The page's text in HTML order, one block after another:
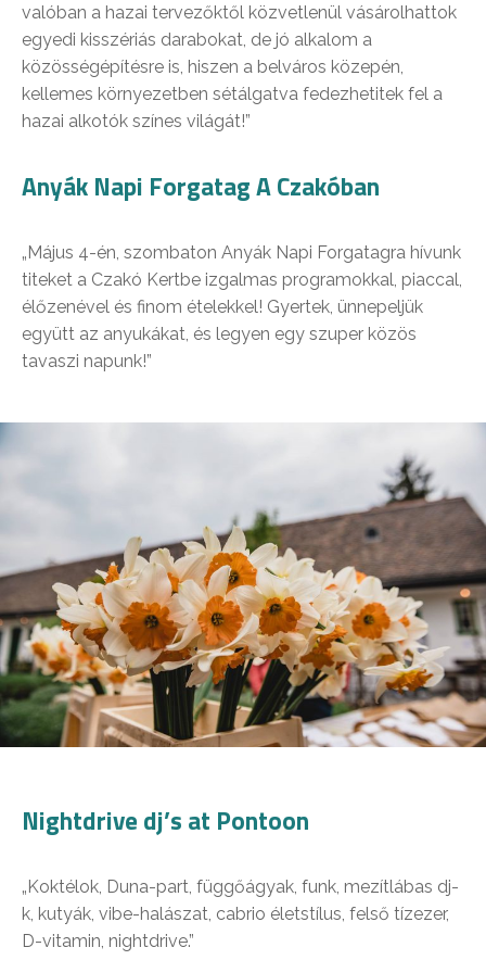
valóban a hazai tervezőktől közvetlenül vásárolhattok
egyedi kisszériás darabokat, de jó alkalom a
közösségépítésre is, hiszen a belváros közepén,
kellemes környezetben sétálgatva fedezhetitek fel a
hazai alkotók színes világát!”
Anyák Napi Forgatag A Czakóban
„Május 4-én, szombaton Anyák Napi Forgatagra hívunk
titeket a Czakó Kertbe izgalmas programokkal, piaccal,
élőzenével és finom ételekkel! Gyertek, ünnepeljük
együtt az anyukákat, és legyen egy szuper közös
tavaszi napunk!”
Nightdrive dj’s at Pontoon
„Koktélok, Duna-part, függőágyak, funk, mezítlábas dj-
k, kutyák, vibe-halászat, cabrio életstílus, felső tízezer,
D-vitamin, nightdrive.”